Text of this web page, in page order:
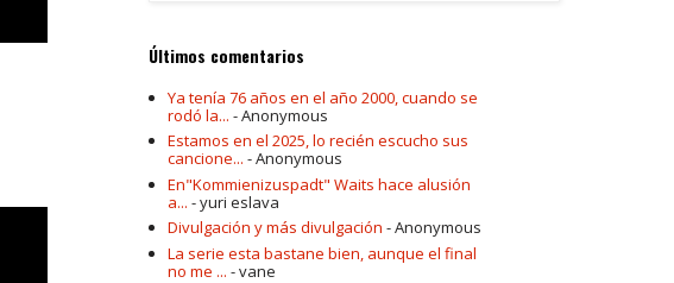
Últimos comentarios
Ya tenía 76 años en el año 2000, cuando se
rodó la... - Anonymous
Estamos en el 2025, lo recién escucho sus
cancione... - Anonymous
En"Kommienizuspadt" Waits hace alusión
a... - yuri eslava
Divulgación y más divulgación - Anonymous
La serie esta bastane bien, aunque el final
no me ... - vane